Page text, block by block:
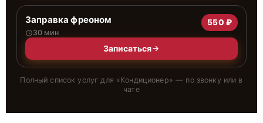
Заправка фреоном
30 мин
550 ₽
Записаться
Полный список услуг для «Кондиционер» — по звонку или в
чате